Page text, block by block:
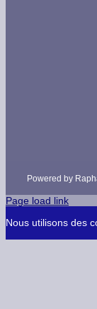
Powered by
Page load link
Nous utilisons des